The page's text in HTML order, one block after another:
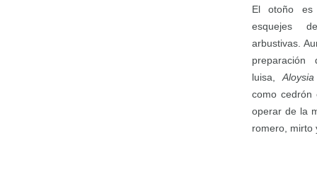
El otoño es
esquejes
arbustivas.
luisa,
como cedrón
operar de la
romero, mirto